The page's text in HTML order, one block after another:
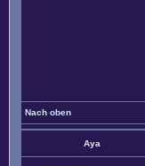
Nach oben
Aya